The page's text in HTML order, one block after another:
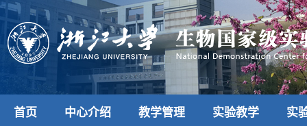
首页 中心介绍 教学管理 实验教学 实